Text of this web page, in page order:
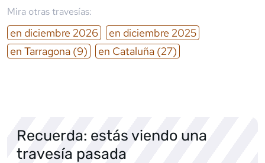
Mira otras travesías:
en diciembre 2026 en diciembre 2025
en Tarragona (9) en Cataluña (27)
Recuerda: estás viendo una
travesía pasada